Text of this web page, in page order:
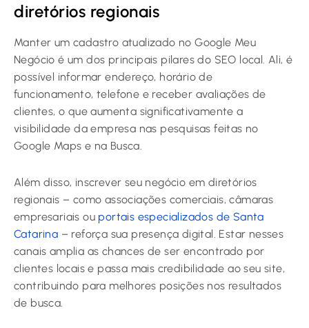
diretórios regionais
Manter um cadastro atualizado no Google Meu
Negócio é um dos principais pilares do SEO local. Ali, é
possível informar endereço, horário de
funcionamento, telefone e receber avaliações de
clientes, o que aumenta significativamente a
visibilidade da empresa nas pesquisas feitas no
Google Maps e na Busca.
Além disso, inscrever seu negócio em diretórios
regionais – como associações comerciais, câmaras
empresariais ou portais especializados de Santa
Catarina – reforça sua presença digital. Estar nesses
canais amplia as chances de ser encontrado por
clientes locais e passa mais credibilidade ao seu site,
contribuindo para melhores posições nos resultados
de busca.